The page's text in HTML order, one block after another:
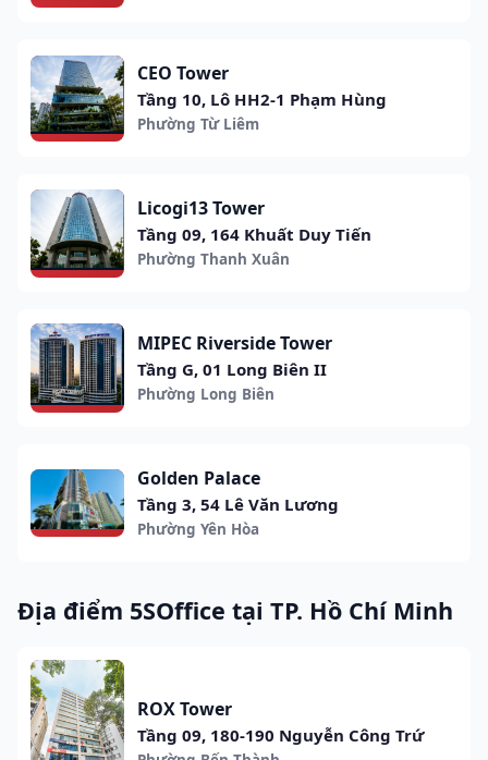
CEO Tower
Tầng 10, Lô HH2-1 Phạm Hùng
Phường Từ Liêm
Licogi13 Tower
Tầng 09, 164 Khuất Duy Tiến
Phường Thanh Xuân
MIPEC Riverside Tower
Tầng G, 01 Long Biên II
Phường Long Biên
Golden Palace
Tầng 3, 54 Lê Văn Lương
Phường Yên Hòa
Địa điểm 5SOffice tại TP. Hồ Chí Minh
ROX Tower
Tầng 09, 180-190 Nguyễn Công Trứ